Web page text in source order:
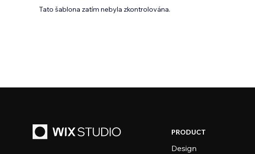
Tato šablona zatím nebyla zkontrolována.
PRODUCT
Design